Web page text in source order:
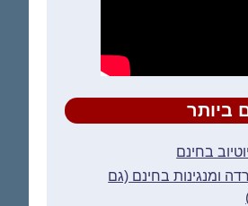
ביותר
בחינם
ומנגינות בחינם (גם